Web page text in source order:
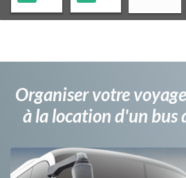
Organiser votre
à la location d'un bus